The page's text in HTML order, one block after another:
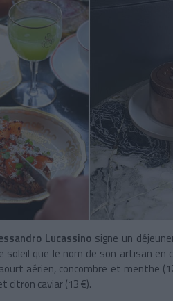
Lucassinosigne un
que le nom de son artisan en
aérien, concombre et menthe
citron caviar (13 €).